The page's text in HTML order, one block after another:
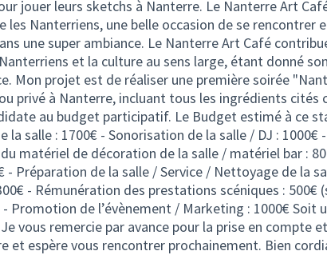
jouer leurs sketchs à Nanterre. Le Nanterre Art
les Nanterriens, une belle occasion de se rencontrer
une super ambiance. Le Nanterre Art Café
et la culture au sens large, étant donné
Mon projet est de réaliser une première soirée
privé à Nanterre, incluant tous les ingrédients cités
au budget participatif. Le Budget estimé à ce
la salle : 1700€ - Sonorisation de la salle / DJ : 1000€
matériel de décoration de la salle / matériel bar :
- Préparation de la salle / Service / Nettoyage de la
- Rémunération des prestations scéniques : 500€
Promotion de l’évènement / Marketing : 1000€ Soit
Je vous remercie par avance pour la prise en compte
et espère vous rencontrer prochainement. Bien